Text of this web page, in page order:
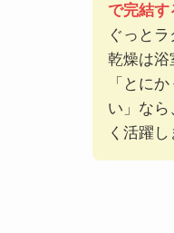
で完結す
ぐっとラ
乾燥は浴
「とに
い」なら
く活躍し